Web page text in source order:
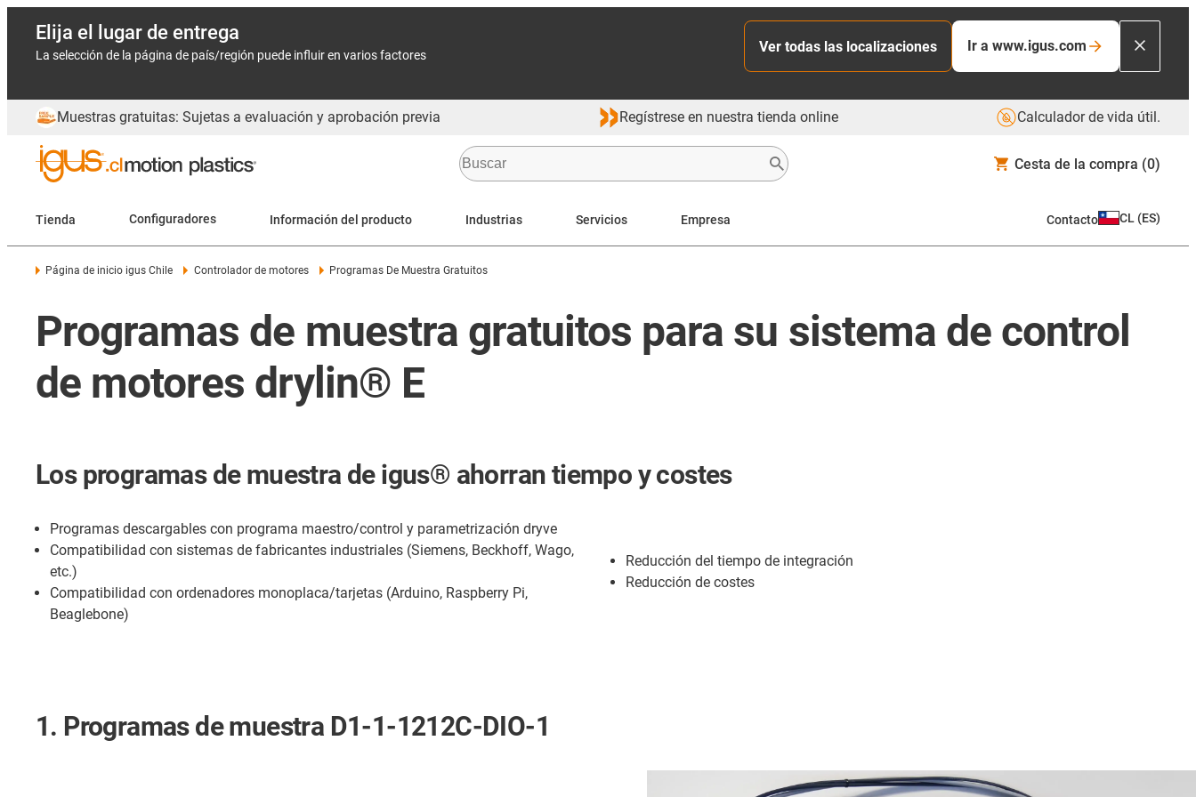
Elija el lugar de entrega
La selección de la página de país/región puede influir en varios factores
Ver todas las localizaciones Ir a www.igus.com
Muestras gratuitas: Sujetas a evaluación y aprobación previa Regístrese en nuestra tienda online Calculador de vida útil.
Cesta de la compra (0)
Tienda Configuradores Información del producto Industrias Servicios Empresa Contacto CL (ES)
Página de inicio igus Chile Controlador de motores Programas De Muestra Gratuitos
Programas de muestra gratuitos para su sistema de control
de motores drylin® E
Los programas de muestra de igus® ahorran tiempo y costes
Programas descargables con programa maestro/control y parametrización dryve
Compatibilidad con sistemas de fabricantes industriales (Siemens, Beckhoff, Wago,
etc.)
Compatibilidad con ordenadores monoplaca/tarjetas (Arduino, Raspberry Pi,
Beaglebone)
Reducción del tiempo de integración
Reducción de costes
1. Programas de muestra D1-1-1212C-DIO-1